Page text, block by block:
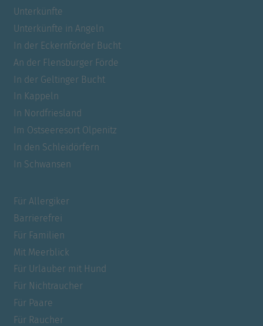
Unterkünfte
Unterkünfte in Angeln
In der Eckernförder Bucht
An der Flensburger Förde
In der Geltinger Bucht
In Kappeln
In Nordfriesland
Im Ostseeresort Olpenitz
In den Schleidörfern
In Schwansen
Für Allergiker
Barrierefrei
Für Familien
Mit Meerblick
Für Urlauber mit Hund
Für Nichtraucher
Für Paare
Für Raucher